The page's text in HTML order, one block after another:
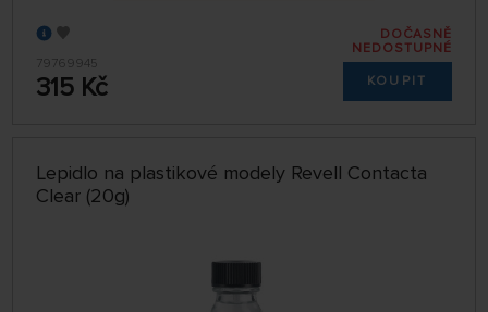
79769945
315 Kč
DOČASNĚ
NEDOSTUPNÉ
KOUPIT
Lepidlo na plastikové modely Revell Contacta
Clear (20g)